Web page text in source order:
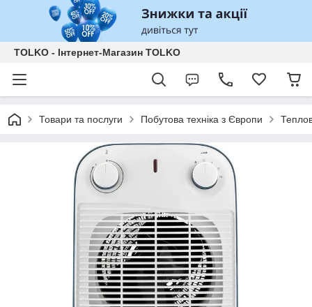
TOLKO - Інтернет-Магазин TOLKO
Товари та послуги Побутова техніка з Європи